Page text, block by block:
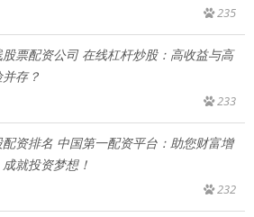
235
股票配资公司 在线杠杆炒股：高收益与高
存？
233
配资排名 中国第一配资平台：助您财富增
就投资梦想！
232